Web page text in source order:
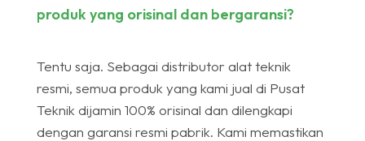
produk yang orisinal dan bergaransi?
Tentu saja. Sebagai distributor alat teknik
resmi, semua produk yang kami jual di Pusat
Teknik dijamin 100% orisinal dan dilengkapi
dengan garansi resmi pabrik. Kami memastikan